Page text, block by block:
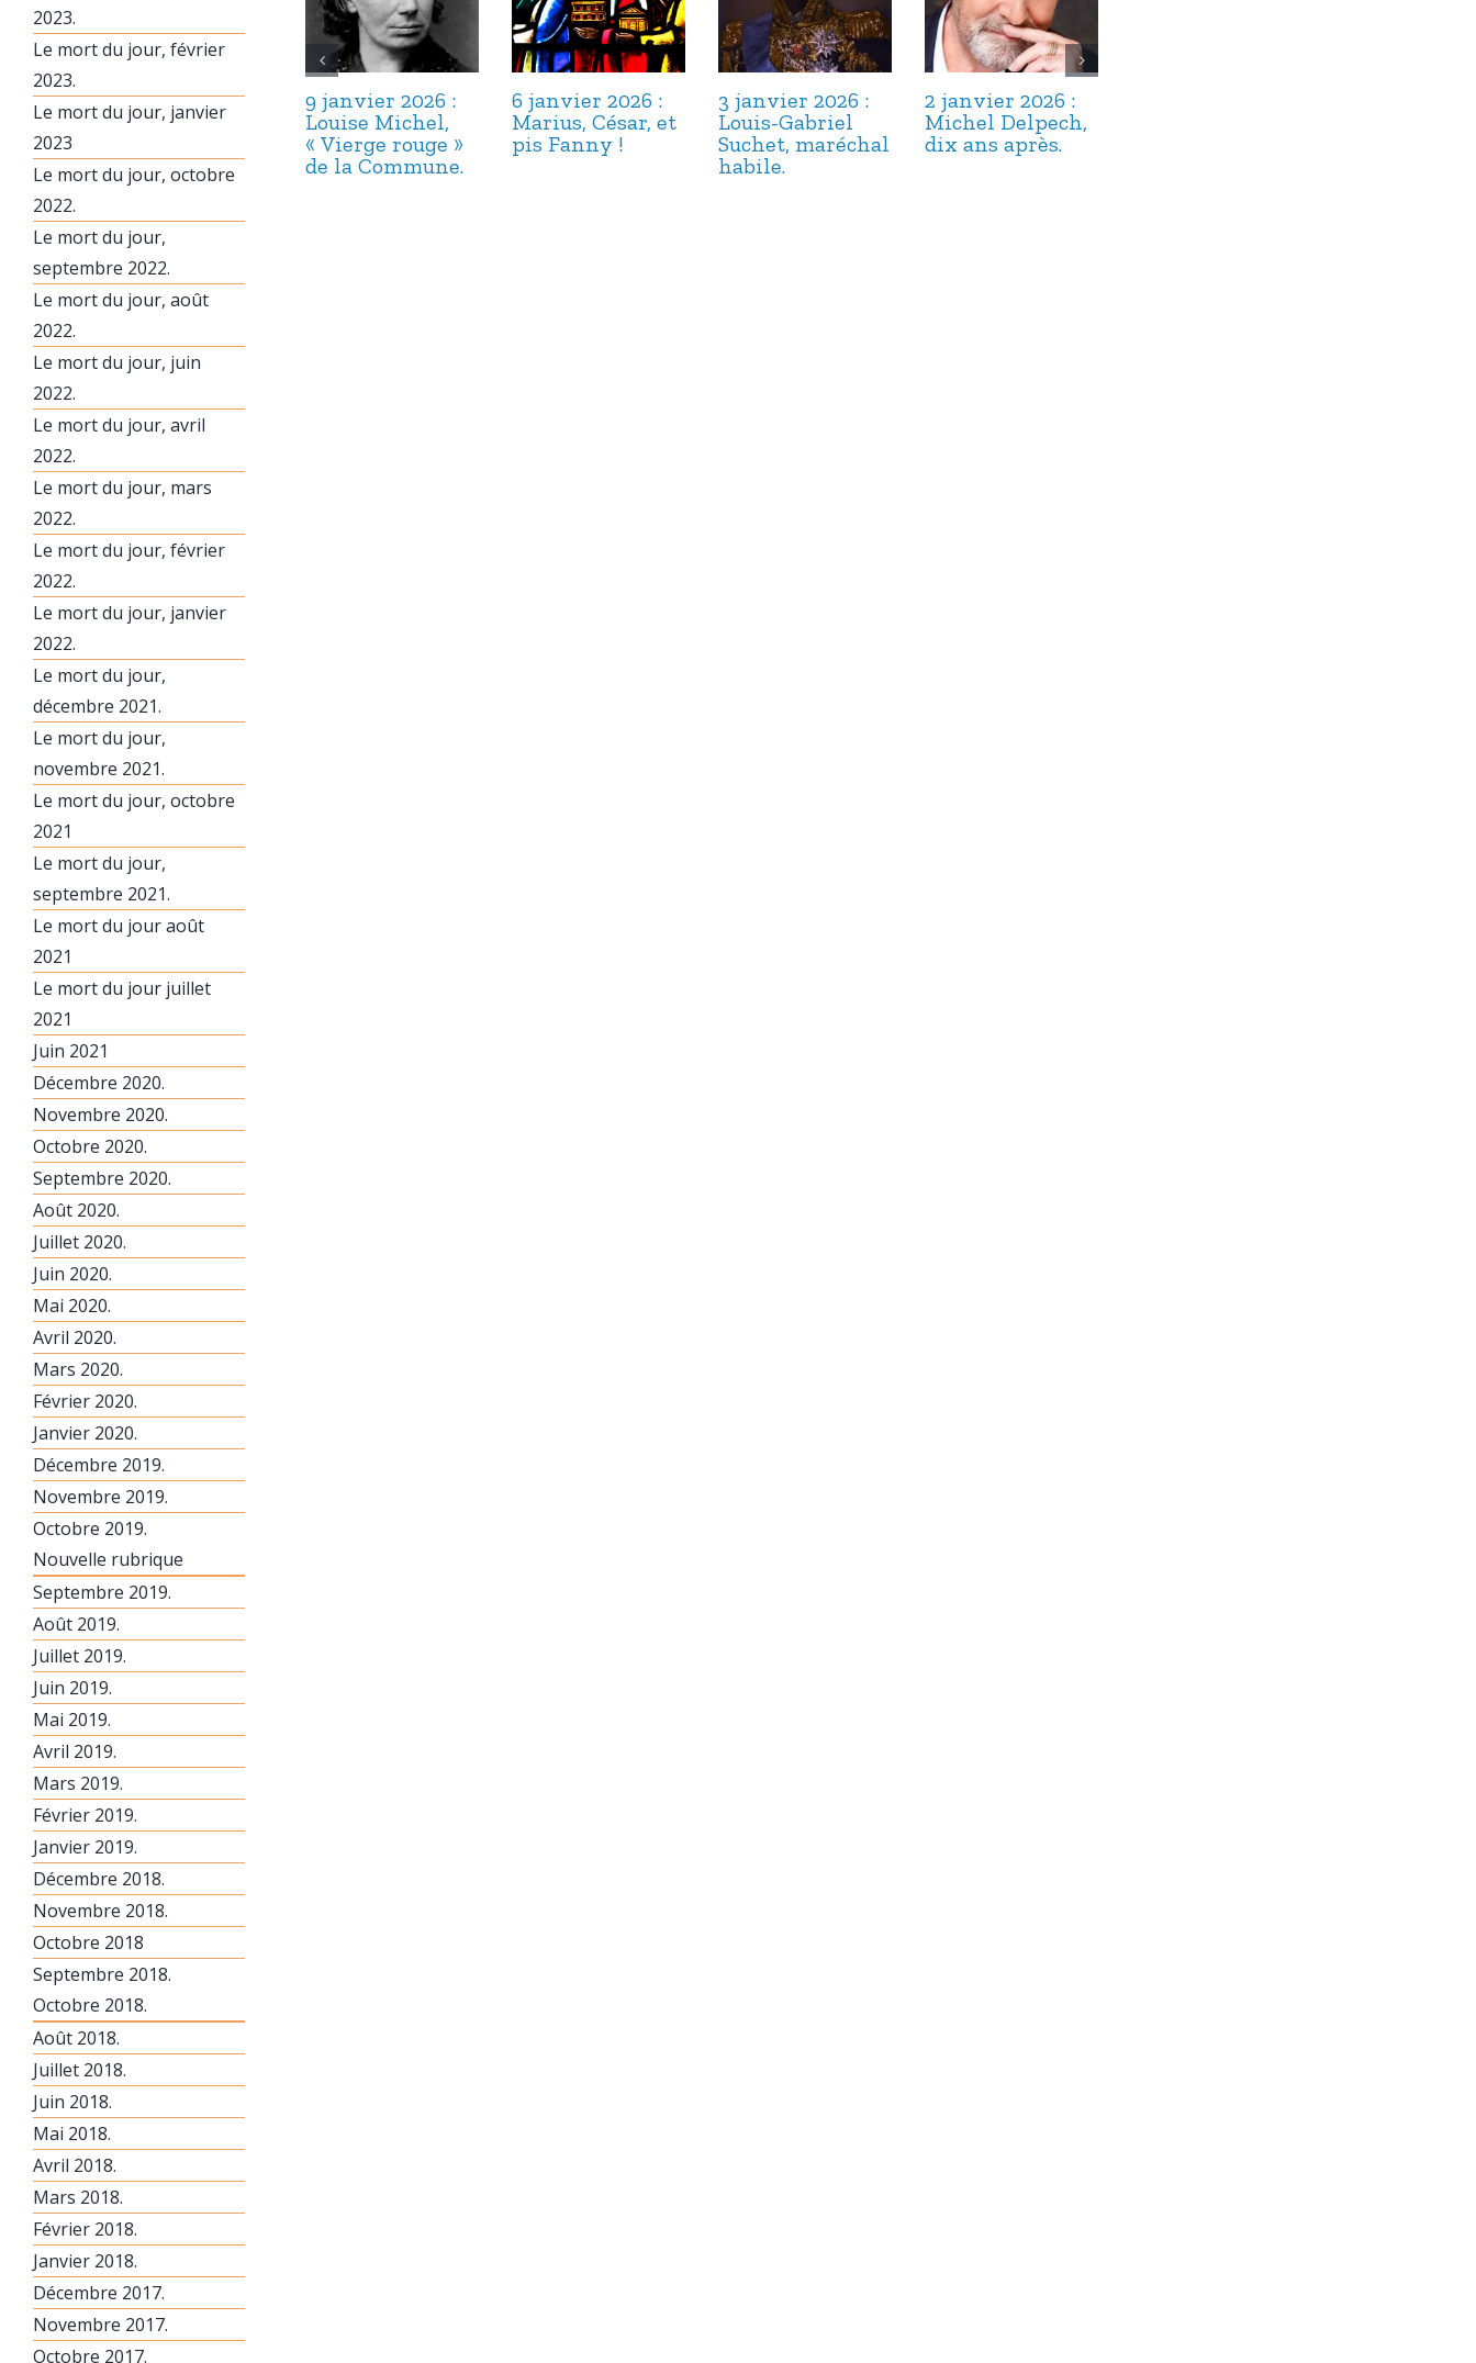
9 janvier 2026 :
Louise Michel,
« Vierge rouge »
de la Commune.
6 janvier 2026 :
Marius, César, et
pis Fanny !
3 janvier 2026 :
Louis-Gabriel
Suchet, maréchal
habile.
2 janvier 2026 :
Michel Delpech,
dix ans après.
2023.
Le mort du jour, février
2023.
Le mort du jour, janvier
2023
Le mort du jour, octobre
2022.
Le mort du jour,
septembre 2022.
Le mort du jour, août
2022.
Le mort du jour, juin
2022.
Le mort du jour, avril
2022.
Le mort du jour, mars
2022.
Le mort du jour, février
2022.
Le mort du jour, janvier
2022.
Le mort du jour,
décembre 2021.
Le mort du jour,
novembre 2021.
Le mort du jour, octobre
2021
Le mort du jour,
septembre 2021.
Le mort du jour août
2021
Le mort du jour juillet
2021
Juin 2021
Décembre 2020.
Novembre 2020.
Octobre 2020.
Septembre 2020.
Août 2020.
Juillet 2020.
Juin 2020.
Mai 2020.
Avril 2020.
Mars 2020.
Février 2020.
Janvier 2020.
Décembre 2019.
Novembre 2019.
Octobre 2019.
Nouvelle rubrique
Septembre 2019.
Août 2019.
Juillet 2019.
Juin 2019.
Mai 2019.
Avril 2019.
Mars 2019.
Février 2019.
Janvier 2019.
Décembre 2018.
Novembre 2018.
Octobre 2018
Septembre 2018.
Octobre 2018.
Août 2018.
Juillet 2018.
Juin 2018.
Mai 2018.
Avril 2018.
Mars 2018.
Février 2018.
Janvier 2018.
Décembre 2017.
Novembre 2017.
Octobre 2017.